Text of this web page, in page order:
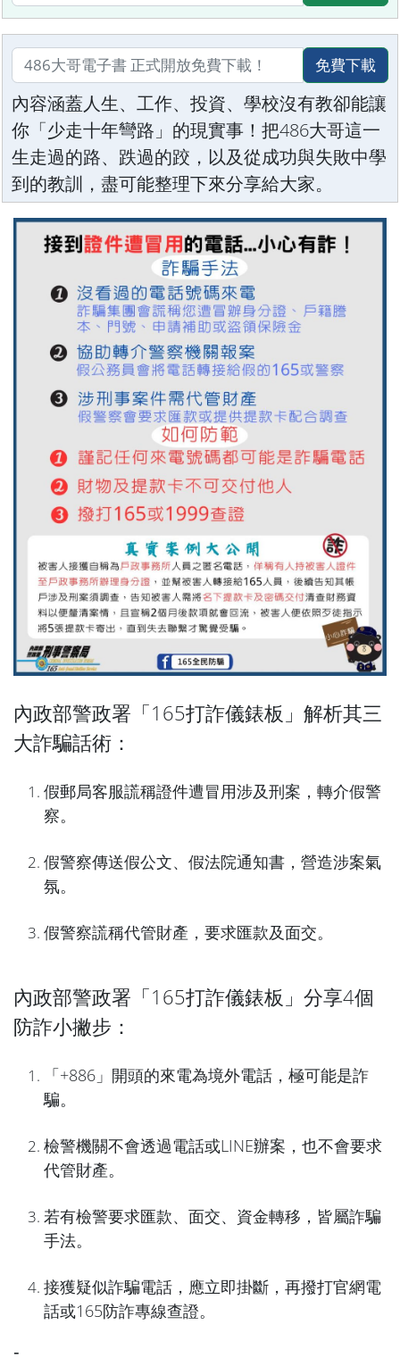
免費下載
內容涵蓋人生、工作、投資、學校沒有教卻能讓
你「少走十年彎路」的現實事！把486大哥這一
生走過的路、跌過的跤，以及從成功與失敗中學
到的教訓，盡可能整理下來分享給大家。
內政部警政署「165打詐儀錶板」解析其三
大詐騙話術：
假郵局客服謊稱證件遭冒用涉及刑案，轉介假警
察。
假警察傳送假公文、假法院通知書，營造涉案氣
氛。
假警察謊稱代管財產，要求匯款及面交。
內政部警政署「165打詐儀錶板」分享4個
防詐小撇步：
「+886」開頭的來電為境外電話，極可能是詐
騙。
檢警機關不會透過電話或LINE辦案，也不會要求
代管財產。
若有檢警要求匯款、面交、資金轉移，皆屬詐騙
手法。
接獲疑似詐騙電話，應立即掛斷，再撥打官網電
話或165防詐專線查證。
-